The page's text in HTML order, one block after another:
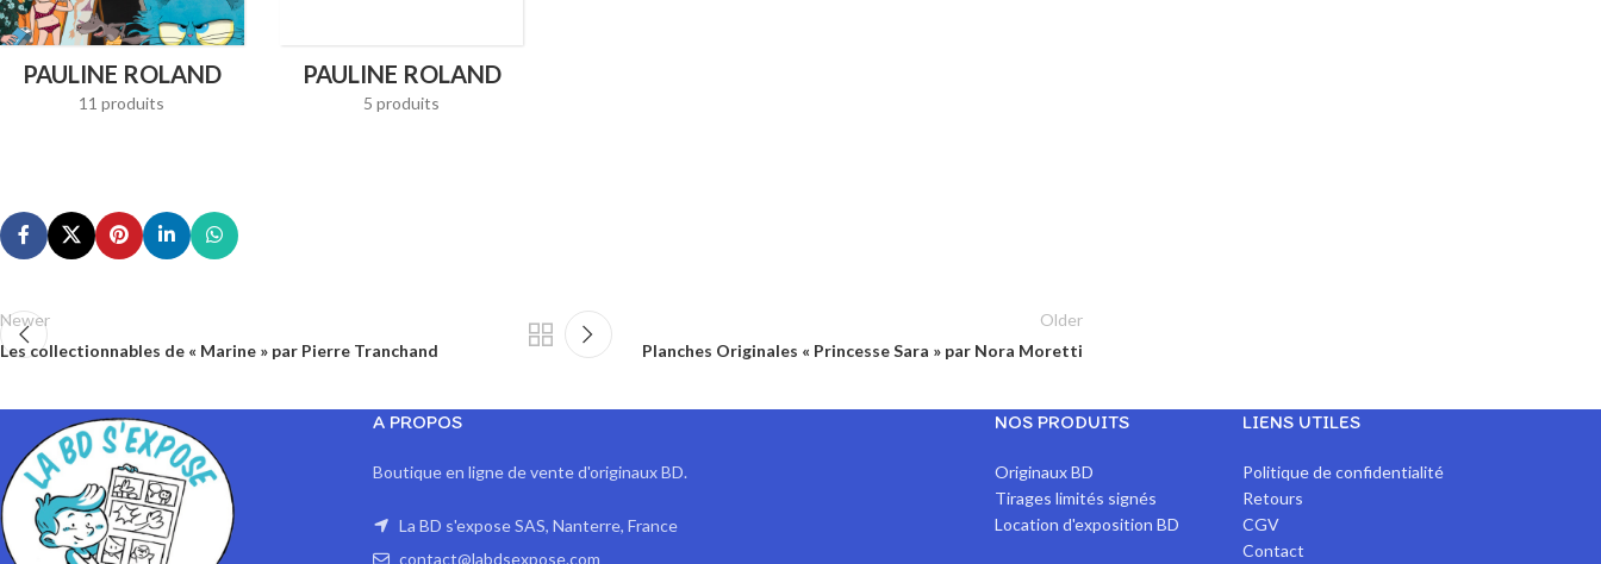
PAULINE ROLAND
11 produits
PAULINE ROLAND
5 produits
Newer
Les collectionnables de « Marine » par Pierre Tranchand
Older
Planches Originales « Princesse Sara » par Nora Moretti
A PROPOS
Boutique en ligne de vente d'originaux BD.
La BD s'expose SAS, Nanterre, France
contact@labdsexpose.com
NOS PRODUITS
Originaux BD
Tirages limités signés
Location d'exposition BD
LIENS UTILES
Politique de confidentialité
Retours
CGV
Contact